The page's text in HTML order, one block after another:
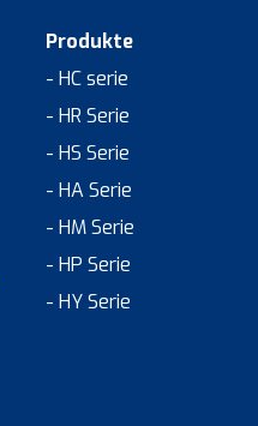
Produkte
- HC serie
- HR Serie
- HS Serie
- HA Serie
- HM Serie
- HP Serie
- HY Serie